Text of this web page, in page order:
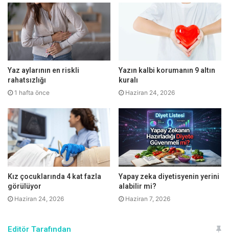
kuruluğu gibi olumsuz fiziksel etkilerinin yanı sıra ruhsal
açıdan önemli sorunlara yol açabileceğini kaydetti.
Şiddet içeren oyunlar öfke kontrol sorunlarına yol
Yaz aylarının en riskli
rahatsızlığı
1 hafta önce
Yazın kalbi korumanın 9 altın
kuralı
Haziran 24, 2026
Kız çocuklarında 4 kat fazla
görülüyor
Haziran 24, 2026
Yapay zeka diyetisyenin yerini
alabilir mi?
Haziran 7, 2026
Editör Tarafından